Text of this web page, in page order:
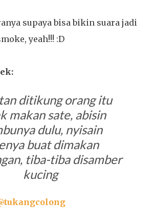
supaya bisa bikin suara jadi
yeah!!! :D
ditikung orang itu
makan sate, abisin
dulu, nyisain
buat dimakan
tiba-tiba disamber
kucing
tukangcolong